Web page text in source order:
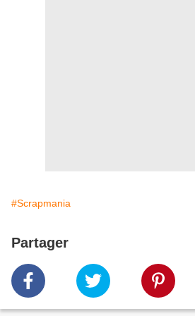
#Scrapmania
Partager